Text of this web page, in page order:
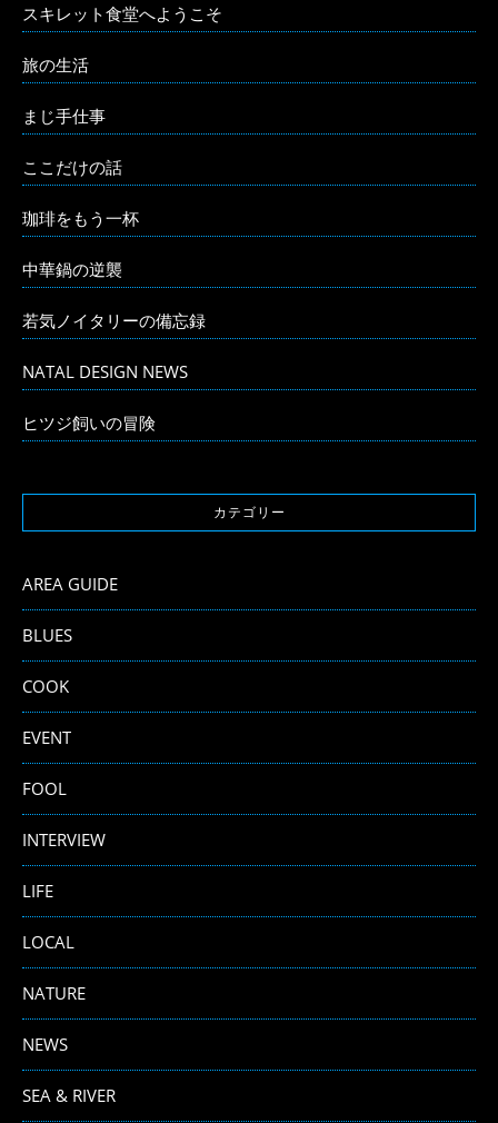
スキレット食堂へようこそ
旅の生活
まじ手仕事
ここだけの話
珈琲をもう一杯
中華鍋の逆襲
若気ノイタリーの備忘録
NATAL DESIGN NEWS
ヒツジ飼いの冒険
カテゴリー
AREA GUIDE
BLUES
COOK
EVENT
FOOL
INTERVIEW
LIFE
LOCAL
NATURE
NEWS
SEA & RIVER